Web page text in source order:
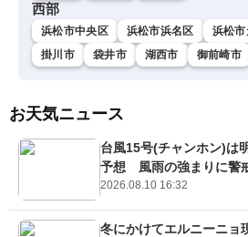
西部
浜松市中央区 浜松市浜名区 浜松
掛川市
袋井市 湖西市 御前崎市
お天気ニュース
台風15号(チャンホン)は
予想 風雨の強まりに警
2026.08.10 16:32
冬にかけてエルニーニ